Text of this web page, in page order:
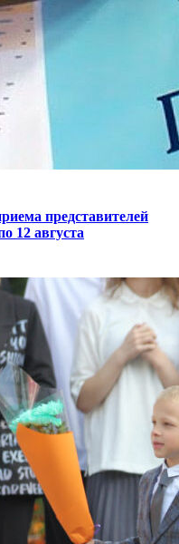
представителей
12 августа